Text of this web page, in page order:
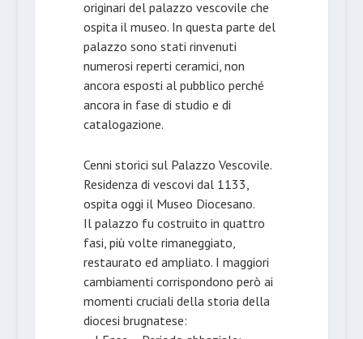
originari del palazzo vescovile che
ospita il museo. In questa parte del
palazzo sono stati rinvenuti
numerosi reperti ceramici, non
ancora esposti al pubblico perché
ancora in fase di studio e di
catalogazione.
Cenni storici sul Palazzo Vescovile.
Residenza di vescovi dal 1133,
ospita oggi il Museo Diocesano.
Il palazzo fu costruito in quattro
fasi, più volte rimaneggiato,
restaurato ed ampliato. I maggiori
cambiamenti corrispondono però ai
momenti cruciali della storia della
diocesi brugnatese: